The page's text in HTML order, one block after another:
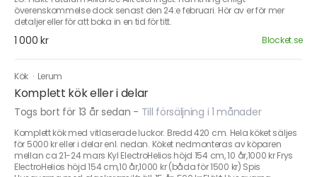
överenskommelse dock senast den 24:e februari. Hör av er för mer
detaljer eller för att boka in en tid för titt.
1 000 kr Blocket.se
Kök · Lerum
Komplett kök eller i delar
Togs bort för 13 år sedan - Till försäljning i 1 månader
Komplett kök med vitlaserade luckor. Bredd 420 cm. Hela köket säljes
för 5000 kr eller i delar enl. nedan. Köket nedmonteras av köparen
mellan ca 21-24 mars Kyl ElectroHelios höjd 154 cm, 10 år,1000 kr Frys
ElectroHelios höjd 154 cm,10 år,1000 kr (båda för 1500 kr) Spis